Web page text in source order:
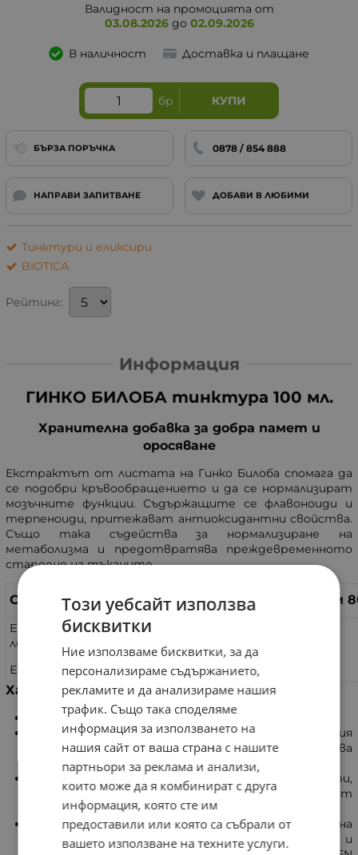
Валидност на промоцията от
03.08.2026 до 02.09.2026
В наличност Доставка и плащане
бр КУПИ
БЪРЗА ПОРЪЧКА 0878 / 854 888
НАПРАВИ ЗАПИТВАНЕ ДОБАВИ В ЛЮБИМИ
Тинктури и еликсири
BIOTICA
Рейтинг:
Информация
ГИНКО БИЛОБА тинктура 100 мл.
Хранителна добавка за добра памет и
оросяване
Екстрактът от листата на Гинко Билоба спомага да
се подобри кръвообращението и да се нормализират
мозъчните функции. Съдържащите се флавоноиди и
терпеноиди, притежават антиоксидантни свойства.
Също така съдейства за нормализиране на
метаболизма и предотвратява преждевременното
стареене на тъканите.
Състав: За дневен прием
Екстракт от Гинко Билоба,
листа (Ginkgo biloba)
Етанол 62-68 об.%
540 мг.
Характеристики
Изцяло натурален продукт.
Продуктът е произведен по специална технология
на двойна екстракция, която позволява
стандартизация и висока ефективност.
Не съдържа ароматизатори,
оцветители, консерванти и съставки от
животински произход.
Продуктът е произведен в условия на
сертифицирани системи за качество и
Този уебсайт използва
бисквитки
Ние използваме бисквитки, за да
персонализираме съдържанието,
рекламите и да анализираме нашия
трафик. Също така споделяме
информация за използването на
нашия сайт от ваша страна с нашите
партньори за реклама и анализи,
които може да я комбинират с друга
информация, която сте им
предоставили или която са събрали от
вашето използване на техните услуги.